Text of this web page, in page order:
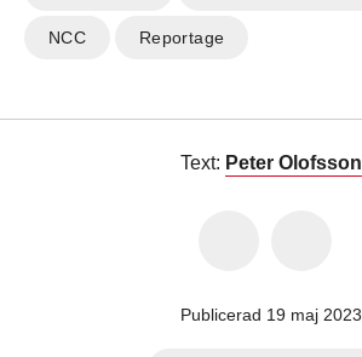
NCC Reportage
Text: Peter Olofsson
Publicerad 19 maj 2023